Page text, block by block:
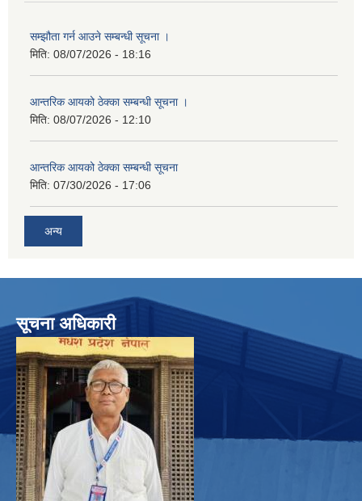
सम्झौता गर्न आउने सम्बन्धी सूचना ।
मिति: 08/07/2026 - 18:16
आन्तरिक आयको ठेक्का सम्बन्धी सूचना ।
मिति: 08/07/2026 - 12:10
आन्तरिक आयको ठेक्का सम्बन्धी सूचना
मिति: 07/30/2026 - 17:06
अन्य
सूचना अधिकारी